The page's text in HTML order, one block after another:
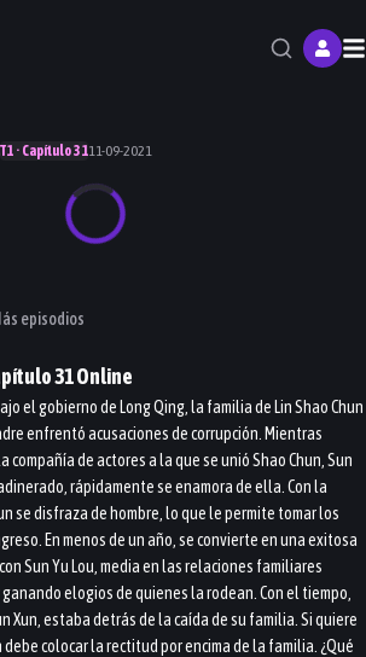
T1 · Capítulo 3111-09-2021
episodios
31Online
el gobierno de Long Qing, la familia de Lin Shao Chun
enfrentó acusaciones de corrupción. Mientras
compañía de actores a la que se unió Shao Chun, Sun
rápidamente se enamora de ella. Con la
se disfraza de hombre, lo que le permite tomar los
En menos de un año, se convierte en una exitosa
Sun Yu Lou, media en las relaciones familiares
elogios de quienes la rodean. Con el tiempo,
Xun, estaba detrás de la caída de su familia. Si quiere
colocar la rectitud por encima de la familia. ¿Qué